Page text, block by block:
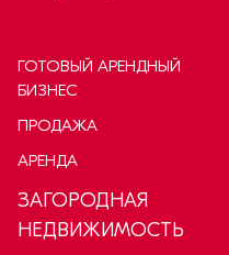
ГОТОВЫЙ АРЕНДНЫЙ
БИЗНЕС
ПРОДАЖА
АРЕНДА
ЗАГОРОДНАЯ
НЕДВИЖИМОСТЬ